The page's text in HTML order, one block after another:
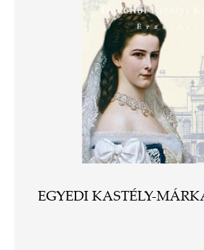
EGYEDI KASTÉLY-